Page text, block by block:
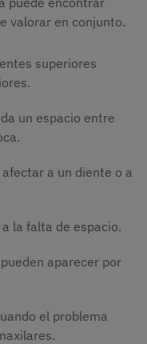
valorar en conjunto.
superiores
un espacio entre
a un diente o a
la falta de espacio.
aparecer por
el problema